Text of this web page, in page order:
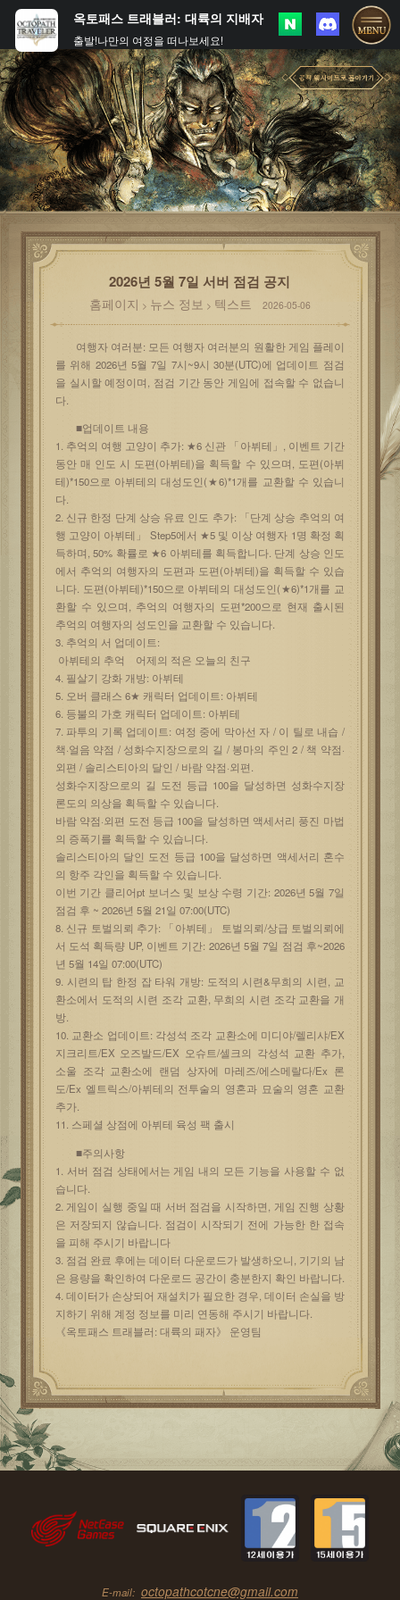
2026년 5월 7일 서버 점검 공지
홈페이지 > 뉴스 정보 > 텍스트 2026-05-06
여행자 여러분: 모든 여행자 여러분의 원활한 게임 플레이
를 위해 2026년 5월 7일 7시~9시 30분(UTC)에 업데이트 점검
을 실시할 예정이며, 점검 기간 동안 게임에 접속할 수 없습니
다.
■업데이트 내용
1. 추억의 여행 고양이 추가: ★6 신관 「아뷔테」, 이벤트 기간
동안 매 인도 시 도편(아뷔테)을 획득할 수 있으며, 도편(아뷔
테)*150으로 아뷔테의 대성도인(★6)*1개를 교환할 수 있습니
다.
2. 신규 한정 단계 상승 유료 인도 추가: 「단계 상승 추억의 여
행 고양이 아뷔테」 Step5에서 ★5 및 이상 여행자 1명 확정 획
득하며, 50% 확률로 ★6 아뷔테를 획득합니다. 단계 상승 인도
에서 추억의 여행자의 도편과 도편(아뷔테)을 획득할 수 있습
니다. 도편(아뷔테)*150으로 아뷔테의 대성도인(★6)*1개를 교
환할 수 있으며, 추억의 여행자의 도편*200으로 현재 출시된
추억의 여행자의 성도인을 교환할 수 있습니다.
3. 추억의 서 업데이트:
아뷔테의 추억 어제의 적은 오늘의 친구
4. 필살기 강화 개방: 아뷔테
5. 오버 클래스 6★ 캐릭터 업데이트: 아뷔테
6. 등불의 가호 캐릭터 업데이트: 아뷔테
7. 파투의 기록 업데이트: 여정 중에 막아선 자 / 이 틸로 내습 /
책·얼음 약점 / 성화수지장으로의 길 / 봉마의 주인 2 / 책 약점·
외편 / 솔리스티아의 달인 / 바람 약점·외편.
성화수지장으로의 길 도전 등급 100을 달성하면 성화수지장
론도의 의상을 획득할 수 있습니다.
바람 약점·외편 도전 등급 100을 달성하면 액세서리 풍진 마법
의 증폭기를 획득할 수 있습니다.
솔리스티아의 달인 도전 등급 100을 달성하면 액세서리 혼수
의 항주 각인을 획득할 수 있습니다.
이번 기간 클리어pt 보너스 및 보상 수령 기간: 2026년 5월 7일
점검 후 ~ 2026년 5월 21일 07:00(UTC)
8. 신규 토벌의뢰 추가: 「아뷔테」 토벌의뢰/상급 토벌의뢰에
서 도석 획득량 UP, 이벤트 기간: 2026년 5월 7일 점검 후~2026
년 5월 14일 07:00(UTC)
9. 시련의 탑 한정 잡 타워 개방: 도적의 시련&무희의 시련, 교
환소에서 도적의 시련 조각 교환, 무희의 시련 조각 교환을 개
방.
10. 교환소 업데이트: 각성석 조각 교환소에 미디야/렐리샤/EX
지크리트/EX 오즈발드/EX 오슈트/셀크의 각성석 교환 추가,
소울 조각 교환소에 랜덤 상자에 마레즈/에스메랄다/Ex 론
도/Ex 엘트릭스/아뷔테의 전투술의 영혼과 묘술의 영혼 교환
추가.
11. 스페셜 상점에 아뷔테 육성 팩 출시
■주의사항
1. 서버 점검 상태에서는 게임 내의 모든 기능을 사용할 수 없
습니다.
2. 게임이 실행 중일 때 서버 점검을 시작하면, 게임 진행 상황
은 저장되지 않습니다. 점검이 시작되기 전에 가능한 한 접속
을 피해 주시기 바랍니다
3. 점검 완료 후에는 데이터 다운로드가 발생하오니, 기기의 남
은 용량을 확인하여 다운로드 공간이 충분한지 확인 바랍니다.
4. 데이터가 손상되어 재설치가 필요한 경우, 데이터 손실을 방
지하기 위해 계정 정보를 미리 연동해 주시기 바랍니다.
《옥토패스 트래블러: 대륙의 패자》 운영팀
옥토패스 트래블러: 대륙의 지배자
출발!나만의 여정을 떠나보세요!
E-mail: octopathcotcne@gmail.com